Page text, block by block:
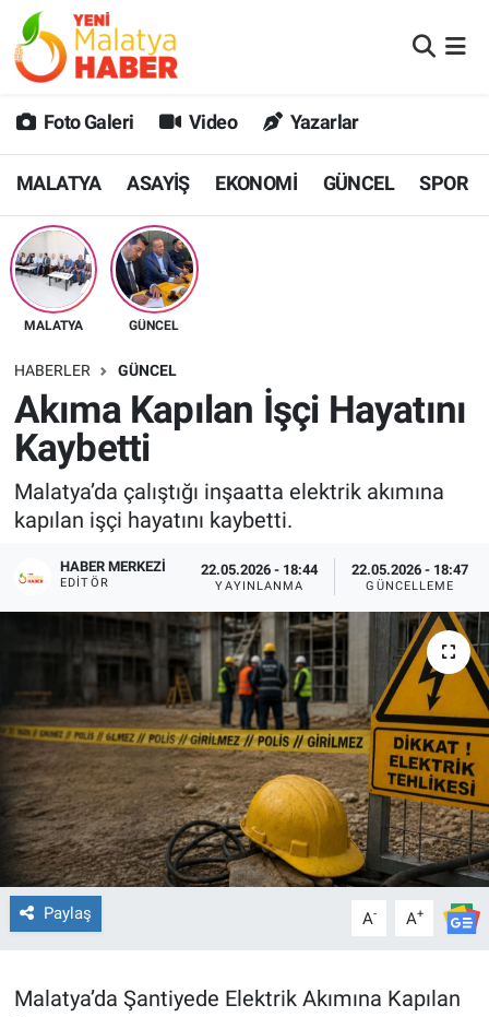
Foto Galeri Video Yazarlar
MALATYA ASAYİŞ EKONOMİ GÜNCEL SPOR
MALATYA GÜNCEL
HABERLER GÜNCEL
Akıma Kapılan İşçi Hayatını
Kaybetti
Malatya’da çalıştığı inşaatta elektrik akımına
kapılan işçi hayatını kaybetti.
HABER MERKEZI
EDITÖR
22.05.2026 - 18:44
YAYINLANMA
22.05.2026 - 18:47
GÜNCELLEME
Paylaş A- A+
Malatya’da Şantiyede Elektrik Akımına Kapılan
MALATYA
GÜNCEL
SPOR
SAĞLIK
DİĞER
EKONOMİ
Malatya Nöbetçi Eczaneler
MALATYA Namaz Vakitleri
Malatya Trafik Yoğunluk Haritası
Süper Lig Puan Durumu ve Fikstür
Tüm Manşetler
Son Dakika Haberleri
Haber Arşivi